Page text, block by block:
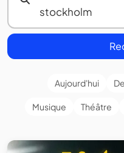
Aujourd'hui
Musique Théâtre